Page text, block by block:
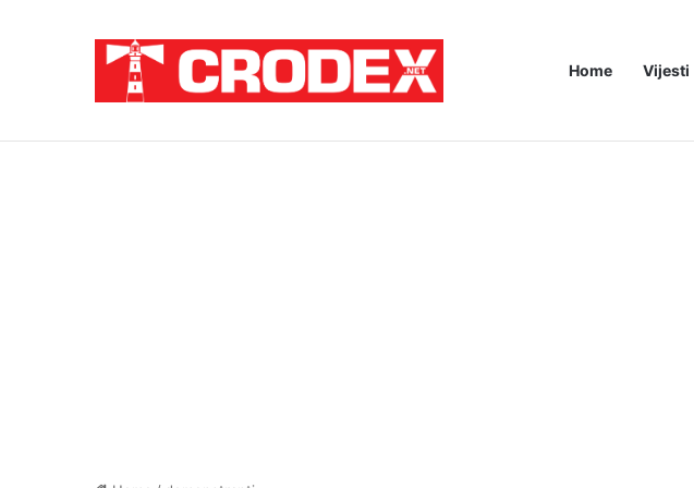
Home Vijesti
Breaking News TRI DESETLJEĆA KRIKOVA OČAJNIKA